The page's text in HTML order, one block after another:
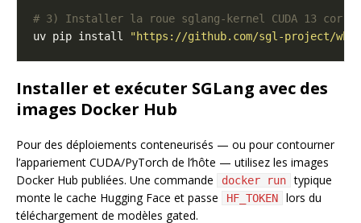
# 3) Installer la roue sglang-kernel CUDA 13
uv pip install
"https://github.com/sgl-project/whl/
Installer et exécuter SGLang avec des
images Docker Hub
Pour des déploiements conteneurisés — ou pour contourner
l’appariement CUDA/PyTorch de l’hôte — utilisez les images
Docker Hub publiées. Une commande
docker run typique
monte le cache Hugging Face et passe
HF_TOKEN
lors du
téléchargement de modèles gated.